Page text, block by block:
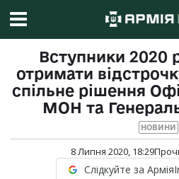
Вступники 2020
отримати
спільне рішення
МОН та
НОВИНИ
8 Липня 2020, 18:29
Слідкуйте за